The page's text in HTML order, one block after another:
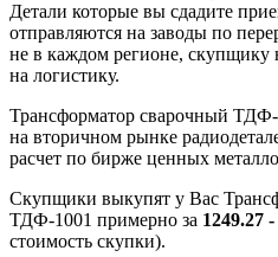
Детали которые вы сдадите
отправляются на заводы по
не в каждом регионе, скупщику
на логистику.
Трансформатор сварочный ТДФ-
на вторичном рынке
расчет по бирже ценных
Скупщики выкупят у Вас
ТДФ-1001 примерно за 1249.27
стоимость скупки).